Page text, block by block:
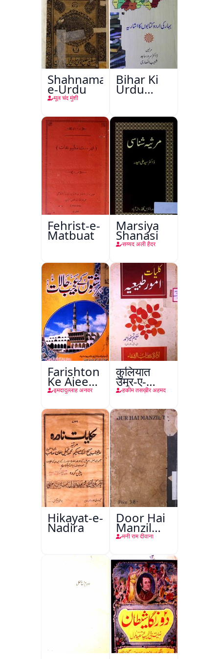
Shahnama-
e-Urdu
मूल चंद मुंशी
Bihar Ki
Urdu
Kitabon
Ishariya
Fehrist-e-
Matbuat
Marsiya
Shanasi
सय्यद अली हैदर
Farishton
Ke Ajeeb
Halat
इमदादुल्लाह अनवर
कुलियात
उमूर-ए-
तबीइया
हकीम तसख़ीर अहमद
Hikayat-e-
Nadira
Door Hai
Manzil
Teri
मनी राम दीवाना